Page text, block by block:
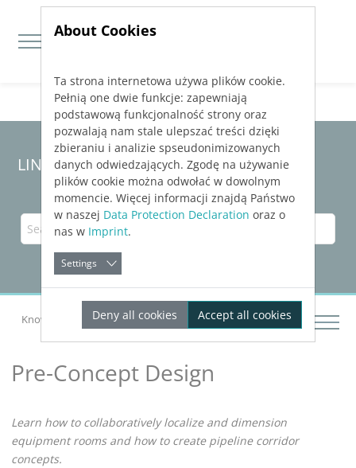
Jump directly to main navigation
Jump directly to content
LINEAR Solutions 23 for Revit
Knowledge Base Revit Pre-Concept Design
Pre-Concept Design
Learn how to collaboratively localize and dimension
equipment rooms and how to create pipeline corridor
concepts.
About Cookies
Ta strona internetowa używa plików cookie.
Pełnią one dwie funkcje: zapewniają
podstawową funkcjonalność strony oraz
pozwalają nam stale ulepszać treści dzięki
zbieraniu i analizie spseudonimizowanych
danych odwiedzających. Zgodę na używanie
plików cookie można odwołać w dowolnym
momencie. Więcej informacji znajdą Państwo
w naszej Data Protection Declaration oraz o
nas w Imprint.
Settings
Deny all cookies Accept all cookies